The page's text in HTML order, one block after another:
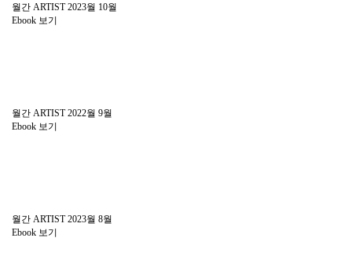
월간 ARTIST 2023월 10월
Ebook 보기
월간 ARTIST 2022월 9월
Ebook 보기
월간 ARTIST 2023월 8월
Ebook 보기